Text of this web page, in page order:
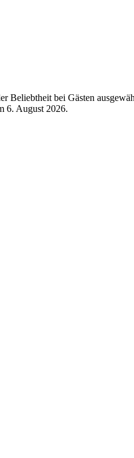
bei Gästen
6. August 2026.